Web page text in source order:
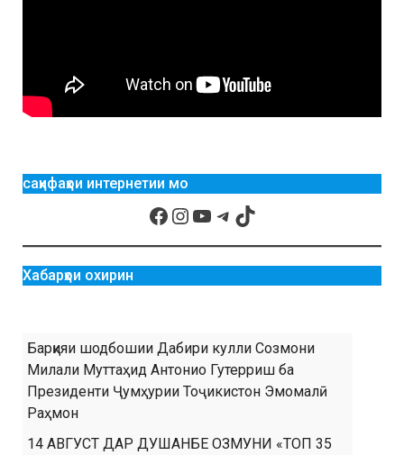
саҳифаҳои интернетии мо
Хабарҳои охирин
Барқияи шодбошии Дабири кулли Созмони
Милали Муттаҳид Антонио Гутерриш ба
Президенти Ҷумҳурии Тоҷикистон Эмомалӣ
Раҳмон
14 АВГУСТ ДАР ДУШАНБЕ ОЗМУНИ «ТОП 35